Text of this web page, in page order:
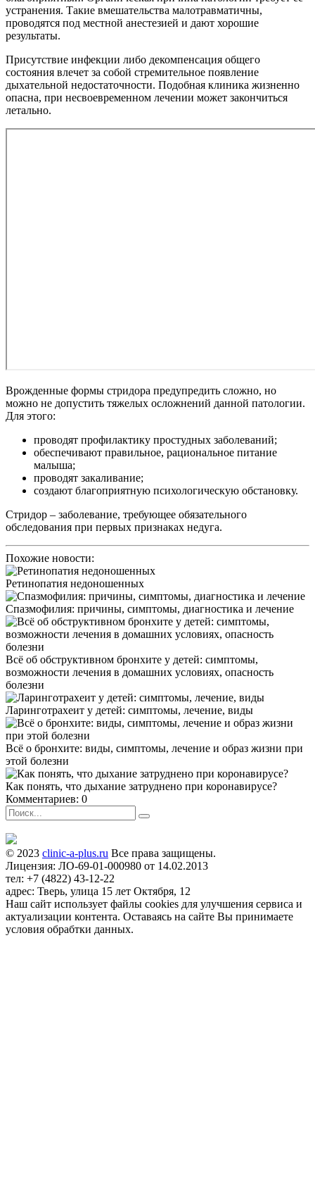
устранения. Такие вмешательства малотравматичны,
проводятся под местной анестезией и дают хорошие
результаты.
Присутствие инфекции либо декомпенсация общего
состояния влечет за собой стремительное появление
дыхательной недостаточности. Подобная клиника жизненно
опасна, при несвоевременном лечении может закончиться
летально.
Врожденные формы стридора предупредить сложно, но
можно не допустить тяжелых осложнений данной патологии.
Для этого:
проводят профилактику простудных заболеваний;
обеспечивают правильное, рациональное питание
малыша;
проводят закаливание;
создают благоприятную психологическую обстановку.
Стридор – заболевание, требующее обязательного
обследования при первых признаках недуга.
Похожие новости:
Ретинопатия недоношенных
Спазмофилия: причины, симптомы, диагностика и лечение
Всё об обструктивном бронхите у детей: симптомы,
возможности лечения в домашних условиях, опасность
болезни
Ларинготрахеит у детей: симптомы, лечение, виды
Всё о бронхите: виды, симптомы, лечение и образ жизни при
этой болезни
Как понять, что дыхание затруднено при коронавирусе?
Комментариев: 0
© 2023 clinic-a-plus.ru Все права защищены.
Лицензия: ЛО-69-01-000980 от 14.02.2013
тел: +7 (4822) 43-12-22
адрес: Тверь, улица 15 лет Октября, 12
Наш сайт использует файлы cookies для улучшения сервиса и
актуализации контента. Оставаясь на сайте Вы принимаете
условия обрабтки данных.